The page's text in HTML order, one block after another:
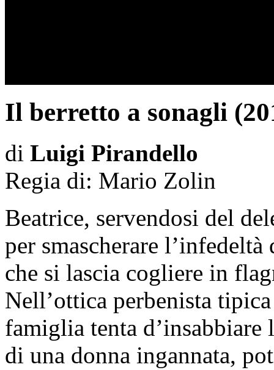
Il berretto a sonagli
di Luigi Pirandello
Regia di: Mario Zolin
Beatrice, servendosi del
per smascherare
che si lascia cogliere in
Nell’ottica perbenista
famiglia tenta d’insabbiare
di una donna ingannata,